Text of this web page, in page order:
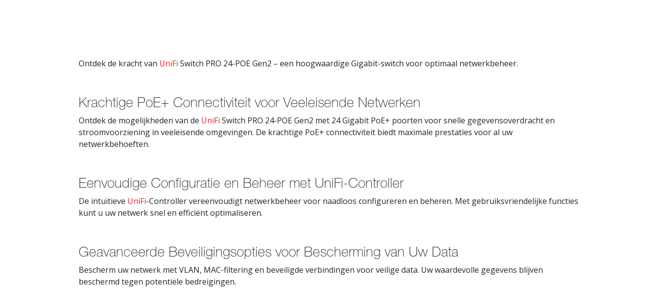
Ontdek de kracht van UniFi Switch PRO 24-POE Gen2 – een hoogwaardige Gigabit-switch voor optimaal netwerkbeheer.
Krachtige PoE+ Connectiviteit voor Veeleisende Netwerken
Ontdek de mogelijkheden van de UniFi Switch PRO 24-POE Gen2 met 24 Gigabit PoE+ poorten voor snelle gegevensoverdracht en
stroomvoorziening in veeleisende omgevingen. De krachtige PoE+ connectiviteit biedt maximale prestaties voor al uw
netwerkbehoeften.
Eenvoudige Configuratie en Beheer met UniFi-Controller
De intuïtieve UniFi-Controller vereenvoudigt netwerkbeheer voor naadloos configureren en beheren. Met gebruiksvriendelijke functies
kunt u uw netwerk snel en efficiënt optimaliseren.
Geavanceerde Beveiligingsopties voor Bescherming van Uw Data
Bescherm uw netwerk met VLAN, MAC-filtering en beveiligde verbindingen voor veilige data. Uw waardevolle gegevens blijven
beschermd tegen potentiële bedreigingen.